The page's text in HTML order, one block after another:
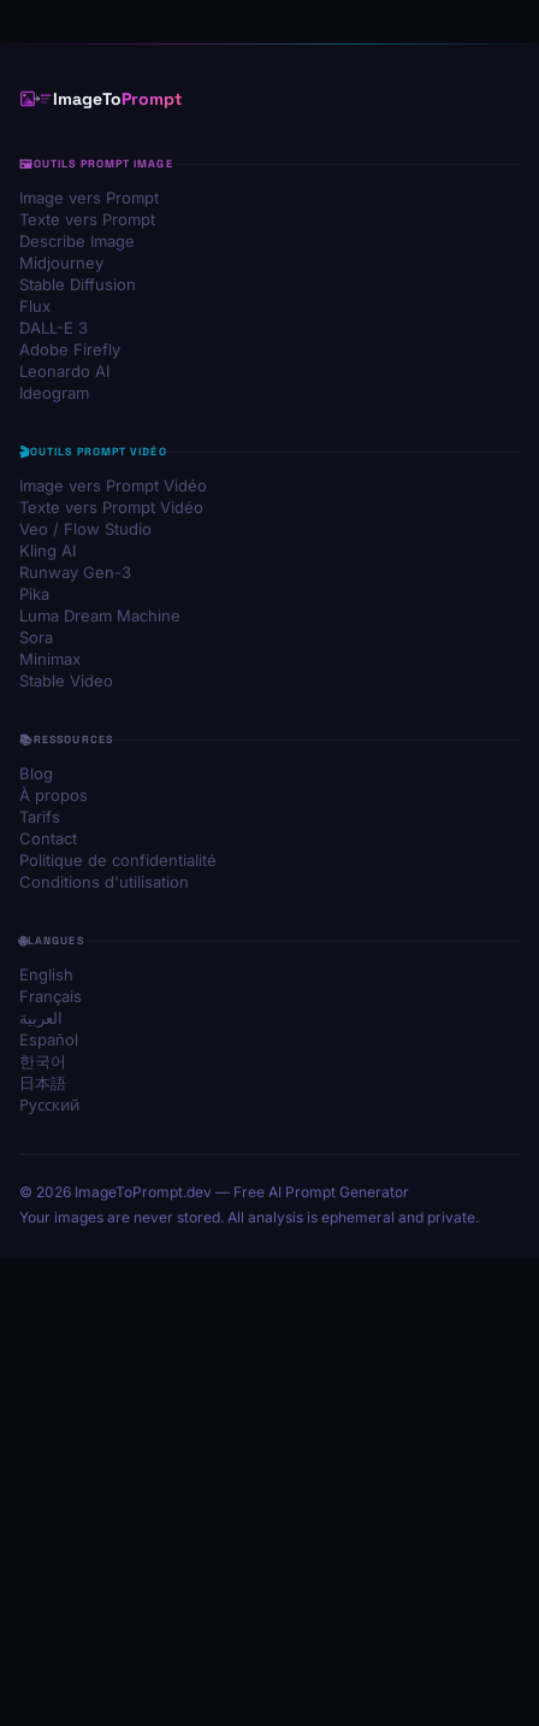
ImageToPrompt
OUTILS PROMPT IMAGE
Image vers Prompt
Texte vers Prompt
Describe Image
Midjourney
Stable Diffusion
Flux
DALL-E 3
Adobe Firefly
Leonardo AI
Ideogram
OUTILS PROMPT VIDÉO
Image vers Prompt Vidéo
Texte vers Prompt Vidéo
Veo / Flow Studio
Kling AI
Runway Gen-3
Pika
Luma Dream Machine
Sora
Minimax
Stable Video
RESSOURCES
Blog
À propos
Tarifs
Contact
Politique de confidentialité
Conditions d'utilisation
LANGUES
English
Français
العربية
Español
한국어
日本語
Русский
© 2026 ImageToPrompt.dev — Free AI Prompt Generator
Your images are never stored. All analysis is ephemeral and private.